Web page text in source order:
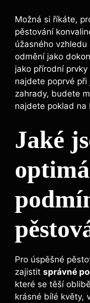
Možná si říkáte,
pěstování
úžasného
odmění jako
jako přírodní
najdete poprvé
zahrady, budete
najdete poklad na
Jaké
Pro úspěšné
zajistit správné
které se těší
krásné bílé květy,